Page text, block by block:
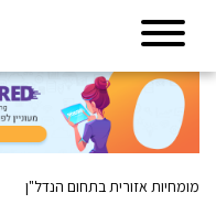
מומחיות אזורית בתחום הנדל"ן